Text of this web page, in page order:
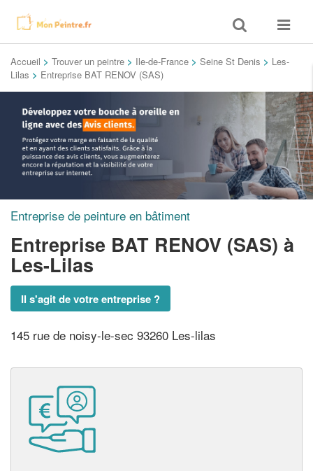
Toggle
search
Toggle
Accueil > Trouver un peintre > Ile-de-France > Seine St Denis > Les-
Lilas > Entreprise BAT RENOV (SAS)
Entreprise de peinture en bâtiment
Entreprise BAT RENOV (SAS) à
Les-Lilas
Il s'agit de votre entreprise ?
145 rue de noisy-le-sec 93260 Les-lilas